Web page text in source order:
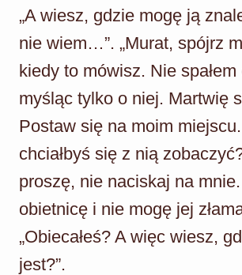
„A wiesz, gdzie mogę ją
nie wiem…”. „Murat, spójrz
kiedy to mówisz. Nie spałem
myśląc tylko o niej. Martwię
Postaw się na moim
chciałbyś się z nią
proszę, nie naciskaj na mnie.
obietnicę i nie mogę jej
„Obiecałeś? A więc wiesz,
jest?”.